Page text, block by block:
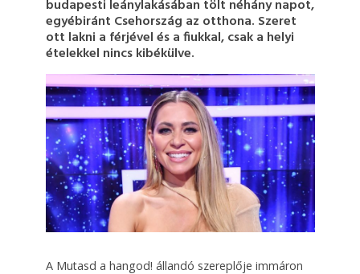
budapesti leánylakásában tölt néhány napot,
egyébiránt Csehország az otthona. Szeret
ott lakni a férjével és a fiukkal, csak a helyi
ételekkel nincs kibékülve.
A Mutasd a hangod! állandó szereplője immáron